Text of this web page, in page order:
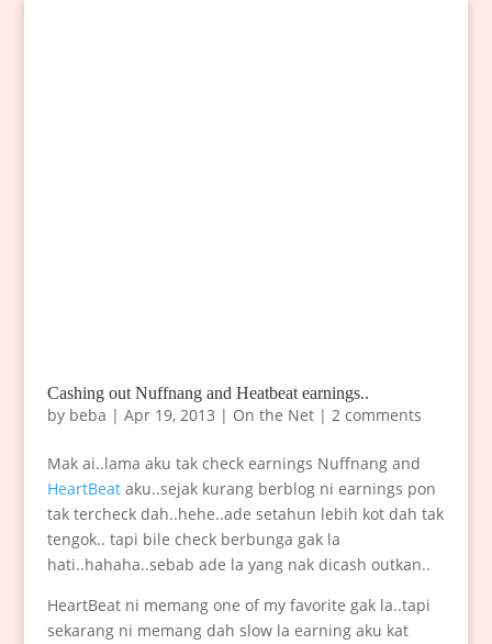
Cashing out Nuffnang and Heatbeat earnings..
by beba | Apr 19, 2013 | On the Net| 2 comments
Mak ai..lama aku tak check earnings Nuffnang and
HeartBeataku..sejak kurang berblog ni earnings pon
tak tercheck dah..hehe..ade setahun lebih kot dah tak
tengok.. tapi bile check berbunga gak la
hati..hahaha..sebab ade la yang nak dicash outkan..
HeartBeat ni memang one of my favorite gak la..tapi
sekarang ni memang dah slow la earning aku kat